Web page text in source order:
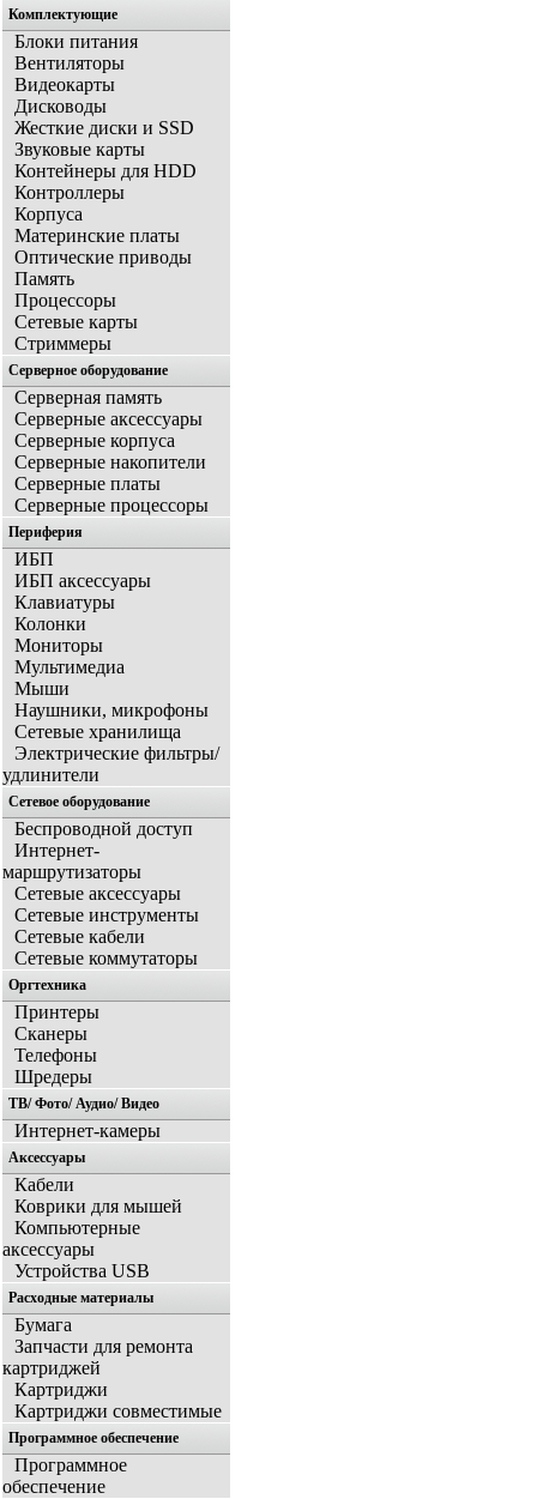
Комплектующие
Блоки питания
Вентиляторы
Видеокарты
Дисководы
Жесткие диски и SSD
Звуковые карты
Контейнеры для HDD
Контроллеры
Корпуса
Материнские платы
Оптические приводы
Память
Процессоры
Сетевые карты
Стриммеры
Серверное оборудование
Серверная память
Серверные аксессуары
Серверные корпуса
Серверные накопители
Серверные платы
Серверные процессоры
Периферия
ИБП
ИБП аксессуары
Клавиатуры
Колонки
Мониторы
Мультимедиа
Мыши
Наушники, микрофоны
Сетевые хранилища
Электрические фильтры/
удлинители
Сетевое оборудование
Беспроводной доступ
Интернет-
маршрутизаторы
Сетевые аксессуары
Сетевые инструменты
Сетевые кабели
Сетевые коммутаторы
Оргтехника
Принтеры
Сканеры
Телефоны
Шредеры
ТВ/ Фото/ Аудио/ Видео
Интернет-камеры
Аксессуары
Кабели
Коврики для мышей
Компьютерные
аксессуары
Устройства USB
Расходные материалы
Бумага
Запчасти для ремонта
картриджей
Картриджи
Картриджи совместимые
Программное обеспечение
Программное
обеспечение